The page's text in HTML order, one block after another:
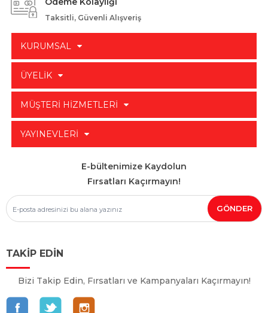
Taksitli, Güvenli Alışveriş
KURUMSAL
ÜYELİK
MÜŞTERİ HİZMETLERİ
YAYINEVLERİ
E-bültenimize Kaydolun
Fırsatları Kaçırmayın!
TAKİP EDİN
Bizi Takip Edin, Fırsatları ve Kampanyaları Kaçırmayın!